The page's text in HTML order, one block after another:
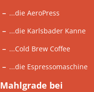
...die AeroPress
...die Karlsbader Kanne
...Cold Brew Coffee
...die Espressomaschine
Mahlgrade bei